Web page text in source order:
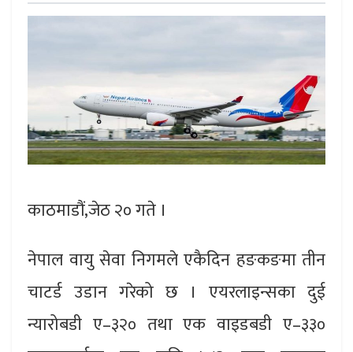
काठमाडौं,जेठ २० गते ।
नेपाल वायु सेवा निगमले एकैदिन हङकङमा तीन
चाटर्ड उडान गरेको छ । एयरलाइन्सका दुई
न्यारोबडी ए–३२० तथा एक वाइडबडी ए–३३०